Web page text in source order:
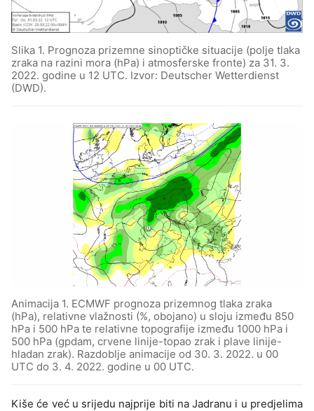
Slika 1. Prognoza prizemne sinoptičke situacije (polje tlaka
zraka na razini mora (hPa) i atmosferske fronte) za 31. 3.
2022. godine u 12 UTC. Izvor: Deutscher Wetterdienst
(DWD).
Animacija 1. ECMWF prognoza prizemnog tlaka zraka
(hPa), relativne vlažnosti (%, obojano) u sloju između 850
hPa i 500 hPa te relativne topografije između 1000 hPa i
500 hPa (gpdam, crvene linije-topao zrak i plave linije-
hladan zrak). Razdoblje animacije od 30. 3. 2022. u 00
UTC do 3. 4. 2022. godine u 00 UTC.
Kiše će već u srijedu najprije biti na Jadranu i u predjelima